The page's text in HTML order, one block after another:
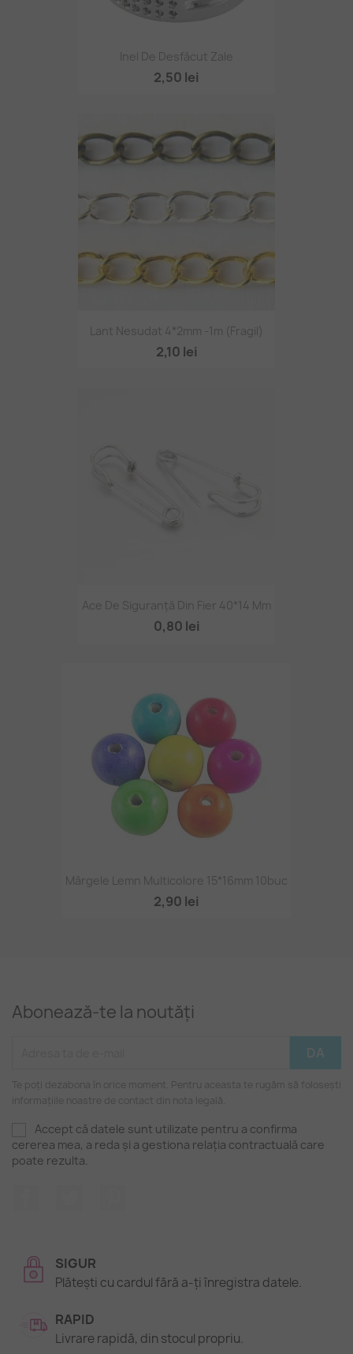
Inel De Desfăcut Zale
2,50 lei
Lant Nesudat 4*2mm -1m (fragil)
2,10 lei
Ace De Siguranță Din Fier 40*14 Mm
0,80 lei
Mărgele Lemn Multicolore 15*16mm 10buc
2,90 lei
Abonează-te la noutăți
Te poți dezabona în orice moment. Pentru aceasta te rugăm să folosești
informațiile noastre de contact din nota legală.
Accept că datele sunt utilizate pentru a confirma
cererea mea, a reda și a gestiona relația contractuală care
poate rezulta.
SIGUR
Plătești cu cardul fără a-ți înregistra datele.
RAPID
Livrare rapidă, din stocul propriu.